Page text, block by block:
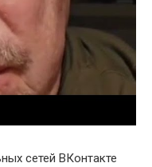
сетей ВКонтакте